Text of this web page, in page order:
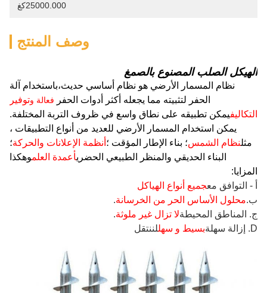
25000.000كغ
وصف المنتج
الهيكل الصلب المصنوع بالصمغ
نظام المسمار الأرضي هو نظام أساسي حديث،باستخدام آلة
الحفر لتثبيته مما يجعله أكثر أدوات الحفر
فعالة وتوفير
التكاليفيمكن تطبيقه على نطاق واسع في ظروف التربة المختلفة.
يمكن استخدام المسمار الأرضي للعديد من أنواع التطبيقات ،
مثلنظام الشمس؛ بناء الإطار المؤقت ؛ أنظمة الإعلانات والحركة؛
البناء الحديقي والمنظر الطبيعي الحضريأعمدة العلموهكذا
المزايا:
أ - التوافق معجميع أنواع الهياكل
ب.محلول الأساس الحر من الخرسانة.
ج. المناطق المحيطةلا تزال غير ملوثة.
D. إزالة سهلة
بسيط و سهللننتقل